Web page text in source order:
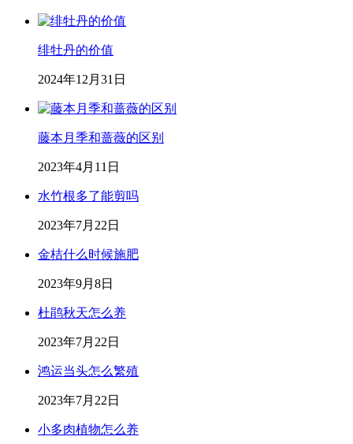
绯牡丹的价值
2024年12月31日
藤本月季和蔷薇的区别
2023年4月11日
水竹根多了能剪吗
2023年7月22日
金桔什么时候施肥
2023年9月8日
杜鹃秋天怎么养
2023年7月22日
鸿运当头怎么繁殖
2023年7月22日
小多肉植物怎么养